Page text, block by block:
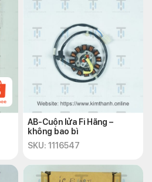
AB-Cuộn lửa Fi Hãng –
không bao bì
SKU: 1116547